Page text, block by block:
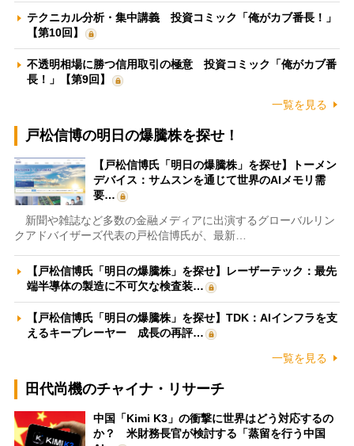
テクニカル分析・集中講義 投資コミック「俺がカブ番長！」
【第10回】
不透明相場に勝つ信用取引の極意 投資コミック「俺がカブ番
長！」【第9回】
一覧を見る
戸松信博の明日の爆騰株を探せ！
【戸松信博氏「明日の爆騰株」を探せ】トーメン
デバイス：サムスンを通じて世界のAIメモリ需
要…
新聞や雑誌など多数の金融メディアに出演するグローバルリン
クアドバイザーズ代表の戸松信博氏が、最新…
【戸松信博氏「明日の爆騰株」を探せ】レーザーテック：最先
端半導体の製造に不可欠な検査装…
【戸松信博氏「明日の爆騰株」を探せ】TDK：AIインフラを支
えるキープレーヤー 成長の再評…
一覧を見る
田代尚機のチャイナ・リサーチ
中国「Kimi K3」の衝撃に世界はどう対応するの
か？ 米財務長官が検討する「蒸留を行う中国